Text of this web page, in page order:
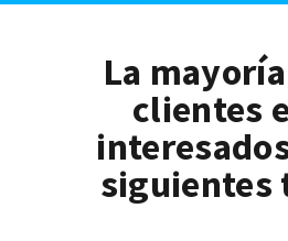
La
clientes
siguientes